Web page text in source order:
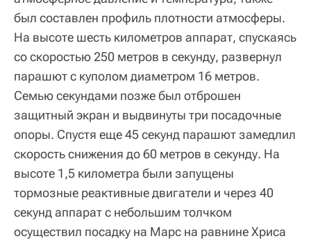
был составлен профиль плотности атмосферы.
На высоте шесть километров аппарат, спускаясь
со скоростью 250 метров в секунду, развернул
парашют с куполом диаметром 16 метров.
Семью секундами позже был отброшен
защитный экран и выдвинуты три посадочные
опоры. Спустя еще 45 секунд парашют замедлил
скорость снижения до 60 метров в секунду. На
высоте 1,5 километра были запущены
тормозные реактивные двигатели и через 40
секунд аппарат с небольшим толчком
осуществил посадку на Марс на равнине Хриса